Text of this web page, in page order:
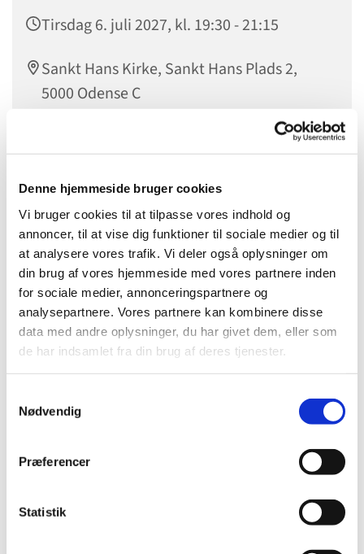
Denne hjemmeside bruger cookies
Vi bruger cookies til at tilpasse vores indhold og
annoncer, til at vise dig funktioner til sociale medier og til
at analysere vores trafik. Vi deler også oplysninger om
din brug af vores hjemmeside med vores partnere inden
for sociale medier, annonceringspartnere og
analysepartnere. Vores partnere kan kombinere disse
data med andre oplysninger, du har givet dem, eller som
de har indsamlet fra din brug af deres tjenester.
Nødvendig
Præferencer
Statistik
Tirsdag 6. juli 2027, kl. 19:30 - 21:15
Sankt Hans Kirke, Sankt Hans Plads 2,
5000 Odense C
Har du lyst til at synge i kor? Kan du tirsdag aften kl.
19.30? SÅ kom og vær med!
Vi synger mest rytmiske sange og gospel engelsk og
dansk, men vi synger også ind i mellem viser, salmer og
andet.
Yderligere oplysninger ved korleder Sanne Dyssegard, e-
mail: sanne@sankthanskirke.dk